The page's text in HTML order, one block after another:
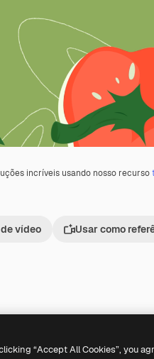
incríveis usando nosso recurso
vídeo Usar como
IA
“Accept All Cookies”, you